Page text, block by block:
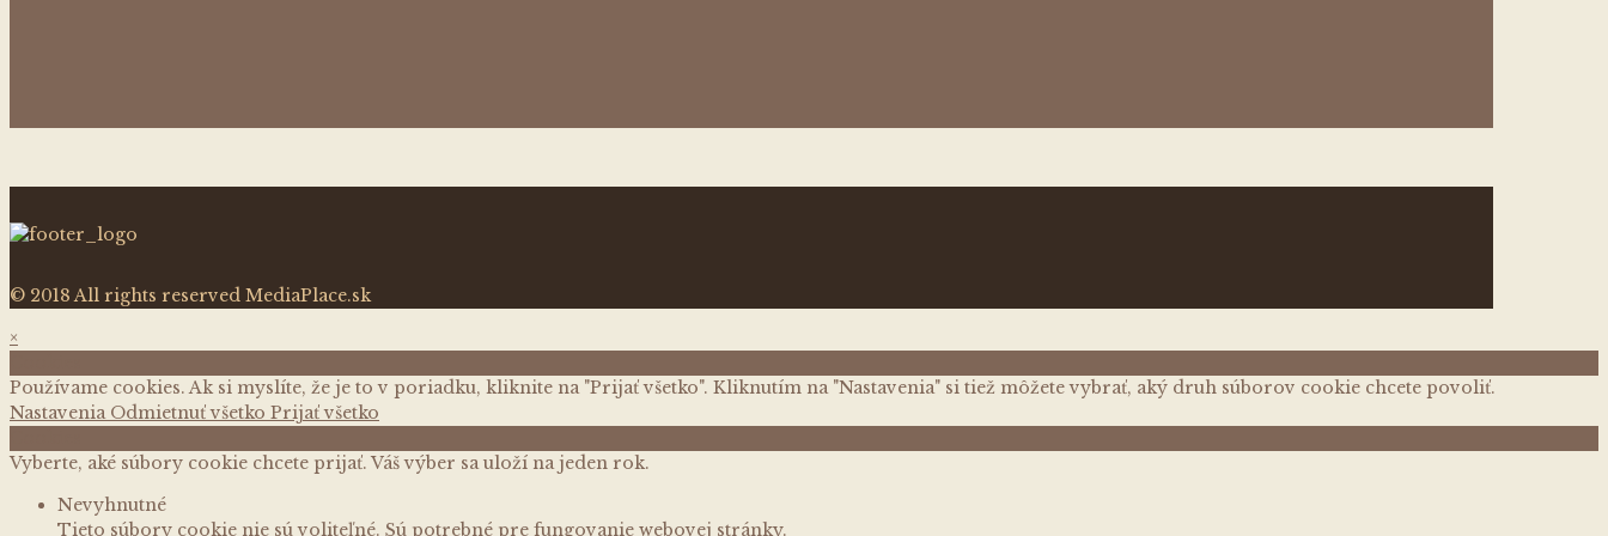
© 2018 All rights reserved MediaPlace.sk
×
Používame cookies. Ak si myslíte, že je to v poriadku, kliknite na "Prijať všetko". Kliknutím na "Nastavenia" si tiež môžete vybrať, aký druh súborov cookie chcete povoliť.
Nastavenia Odmietnuť všetko Prijať všetko
Vyberte, aké súbory cookie chcete prijať. Váš výber sa uloží na jeden rok.
Nevyhnutné
Tieto súbory cookie nie sú voliteľné. Sú potrebné pre fungovanie webovej stránky.